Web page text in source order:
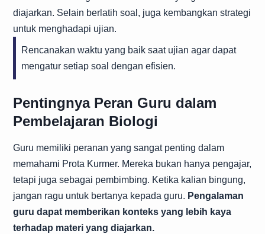
diajarkan. Selain berlatih soal, juga kembangkan strategi
untuk menghadapi ujian.
Rencanakan waktu yang baik saat ujian agar dapat
mengatur setiap soal dengan efisien.
Pentingnya Peran Guru dalam
Pembelajaran Biologi
Guru memiliki peranan yang sangat penting dalam
memahami Prota Kurmer. Mereka bukan hanya pengajar,
tetapi juga sebagai pembimbing. Ketika kalian bingung,
jangan ragu untuk bertanya kepada guru. Pengalaman
guru dapat memberikan konteks yang lebih kaya
terhadap materi yang diajarkan.